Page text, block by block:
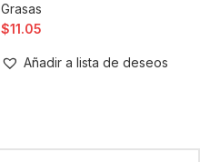
Grasas
$11.05
Añadir a lista de deseos